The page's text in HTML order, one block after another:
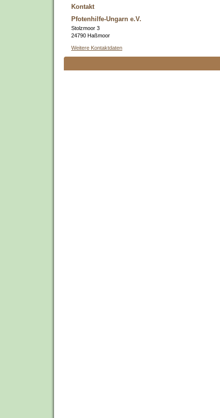
Kontakt
Pfotenhilfe-Ungarn e.V.
Stolzmoor 3
24790 Haßmoor
Weitere Kontaktdaten